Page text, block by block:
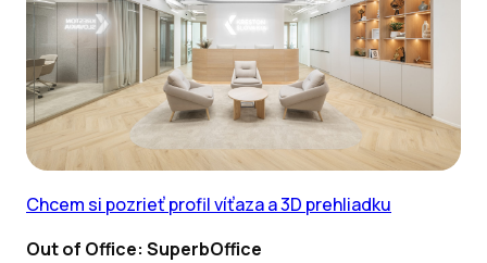
Chcem si pozrieť profil víťaza a 3D prehliadku
Out of Office: SuperbOffice